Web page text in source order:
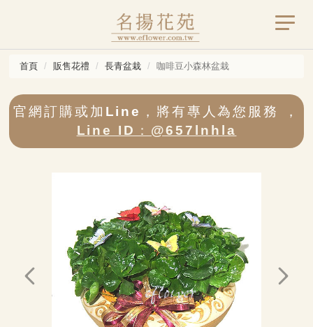
首頁 販售花禮 長青盆栽 咖啡豆小森林盆栽
官網訂購或加Line，將有專人為您服務 ，
Line ID：@657lnhla